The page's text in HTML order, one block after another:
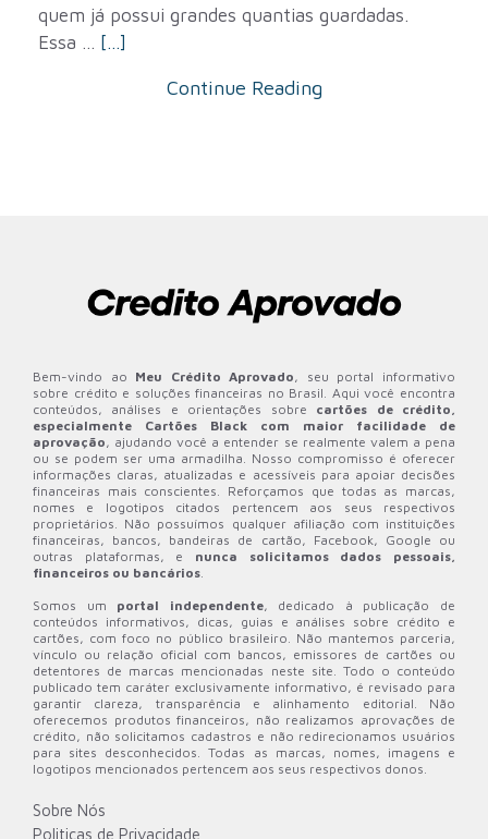
quem já possui grandes quantias guardadas.
Essa ... [...]
Continue Reading
Bem-vindo ao Meu Crédito Aprovado, seu portal informativo
sobre crédito e soluções financeiras no Brasil. Aqui você encontra
conteúdos, análises e orientações sobre cartões de crédito,
especialmente Cartões Black com maior facilidade de
aprovação, ajudando você a entender se realmente valem a pena
ou se podem ser uma armadilha. Nosso compromisso é oferecer
informações claras, atualizadas e acessíveis para apoiar decisões
financeiras mais conscientes. Reforçamos que todas as marcas,
nomes e logotipos citados pertencem aos seus respectivos
proprietários. Não possuímos qualquer afiliação com instituições
financeiras, bancos, bandeiras de cartão, Facebook, Google ou
outras plataformas, e nunca solicitamos dados pessoais,
financeiros ou bancários
Somos um portal independente, dedicado à publicação de
conteúdos informativos, dicas, guias e análises sobre crédito e
cartões, com foco no público brasileiro. Não mantemos parceria,
vínculo ou relação oficial com bancos, emissores de cartões ou
detentores de marcas mencionadas neste site. Todo o conteúdo
publicado tem caráter exclusivamente informativo, é revisado para
garantir clareza, transparência e alinhamento editorial. Não
oferecemos produtos financeiros, não realizamos aprovações de
crédito, não solicitamos cadastros e não redirecionamos usuários
para sites desconhecidos. Todas as marcas, nomes, imagens e
logotipos mencionados pertencem aos seus respectivos donos.
Sobre Nós
Politicas de Privacidade